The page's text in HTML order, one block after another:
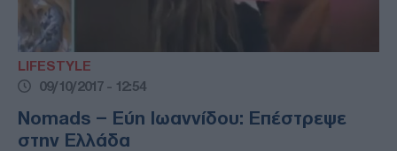
LIFESTYLE
09/10/2017 - 12:54
Nomads – Εύη Ιωαννίδου: Επέστρεψε
στην Ελλάδα